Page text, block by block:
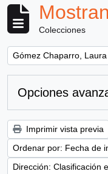
Colecciones
Remove filter:
Gómez Chaparro, Laura
Opciones
Imprimir vista previa
Ordenar por: Fecha de
Dirección: Clasificación